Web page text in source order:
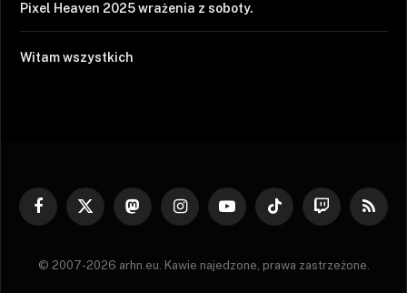
Pixel Heaven 2025 wrażenia z soboty.
Witam wszystkich
Facebook
X
MastodonInstagramYouTubeTikTok Twitch RSS
© 2007-2026 arhn.eu. Kawie najedzone, prawa zastrzeżone.